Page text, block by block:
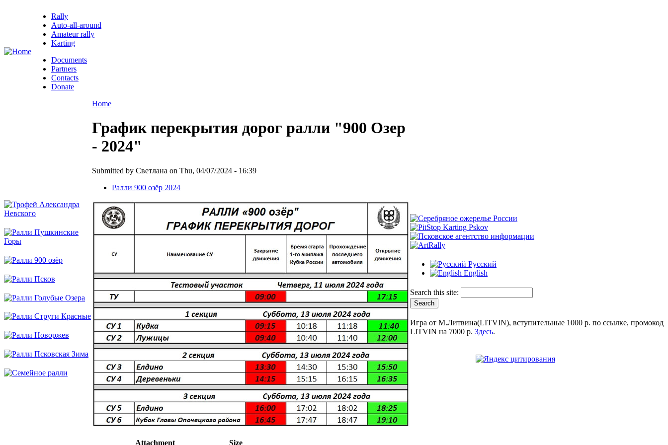
Rally
Auto-all-around
Amateur rally
Karting
Documents
Partners
Contacts
Donate
Home
График перекрытия дорог ралли "900 Озер
- 2024"
Submitted by Светлана on Thu, 04/07/2024 - 16:39
Ралли 900 озёр 2024
Attachment Size
Русский
English
Search this site:
Игра от М.Литвина(LITVIN), вступительные 1000 р. по ссылке, промокод
LITVIN на 7000 р. Здесь.